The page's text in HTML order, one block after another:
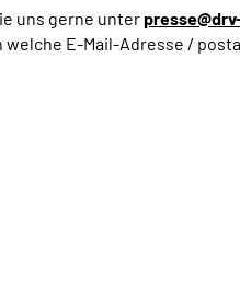
uns gerne unter
E-Mail-Adresse /